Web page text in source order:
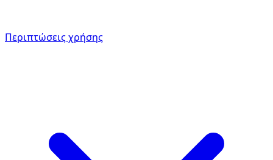
Περιπτώσεις χρήσης